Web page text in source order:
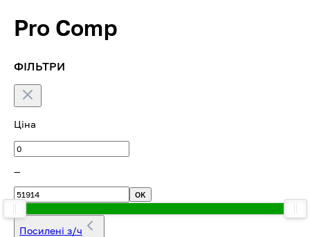
Pro Comp
ФІЛЬТРИ
Ціна
—
OK
Посилені з/ч